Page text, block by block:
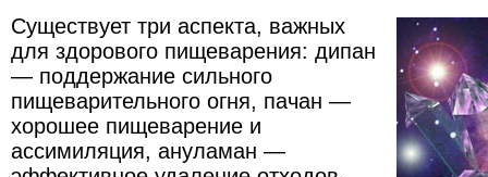
Существует три аспекта, важных
для здорового пищеварения: дипан
— поддержание сильного
пищеварительного огня, пачан —
хорошее пищеварение и
ассимиляция, ануламан —